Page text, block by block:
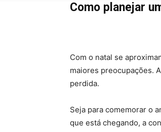
Como planejar
Com o natal se
maiores preocupações.
perdida.
Seja para comemorar o
que está chegando, a